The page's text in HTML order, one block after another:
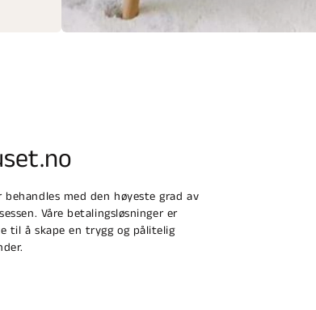
med den høyeste grad av
Våre betalingsløsninger er
til å skape en trygg og pålitelig